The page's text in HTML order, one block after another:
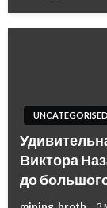
UNCATEGORISED
Виктора
до